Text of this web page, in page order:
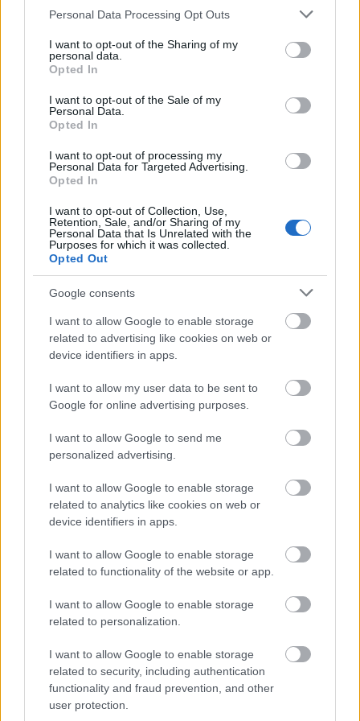
Please note that this website/app uses one or more Google
not limited to your visit or usage behaviour. You may click to
grant or deny consent to Google and its third-party tags to
use your data for below specified purposes in below Google
consent section.
Personal Data Processing Opt Outs
I want to opt-out of the Sharing of my
personal data.
Opted In
I want to opt-out of the Sale of my
Personal Data.
Opted In
I want to opt-out of processing my
Personal Data for Targeted Advertising.
Opted In
I want to opt-out of Collection, Use,
Retention, Sale, and/or Sharing of my
Personal Data that Is Unrelated with the
Purposes for which it was collected.
Opted Out
Google consents
I want to allow Google to enable storage
related to advertising like cookies on web or
device identifiers in apps.
I want to allow my user data to be sent to
Google for online advertising purposes.
I want to allow Google to send me
personalized advertising.
I want to allow Google to enable storage
related to analytics like cookies on web or
device identifiers in apps.
I want to allow Google to enable storage
related to functionality of the website or app.
I want to allow Google to enable storage
related to personalization.
I want to allow Google to enable storage
related to security, including authentication
functionality and fraud prevention, and other
user protection.
A nyelvtehetség ritka adottság?
Nyelvi tévhitek 8.
TINTA Könyvkiadó•2022. november 04.
Miért, a matematikai tehetség talán nem? A zenei, a
rajzolói, a színészi tehetség mindennapos? És talán
valamely sporthoz vagy épp műszaki kiválósághoz
nem kell különös rátermettség? Természetes, hogy
mindenki más-más dolgokban képes kifutni az igazi
formáját. Megesik, hogy ugyanabban a valakiben…
A pop-rock és a beatzene inspirálta